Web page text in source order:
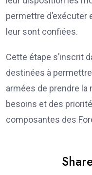
permettre
leur sont confiées.
Cette étape s’inscrit
destinées à
armées de prendre
besoins et des
composantes des